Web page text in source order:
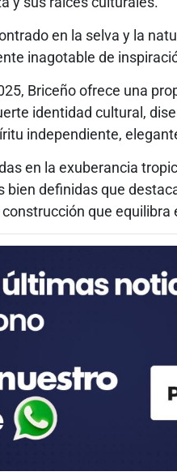
en la selva y la
inagotable de
Briceño ofrece una
identidad cultural,
independiente,
en la exuberancia
bien definidas que
que